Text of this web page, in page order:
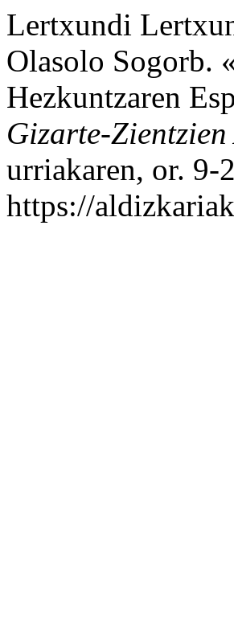
Lertxundi
Olasolo Sogorb.
Hezkuntzaren
Gizarte-
urriakaren, or. 9-
https://